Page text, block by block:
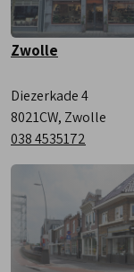
Zwolle
Diezerkade 4
8021CW, Zwolle
038 4535172